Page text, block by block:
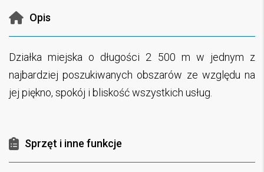
Opis
Działka miejska o długości 2 500 m w jednym z
najbardziej poszukiwanych obszarów ze względu na
jej piękno, spokój i bliskość wszystkich usług.
Sprzęt i inne funkcje